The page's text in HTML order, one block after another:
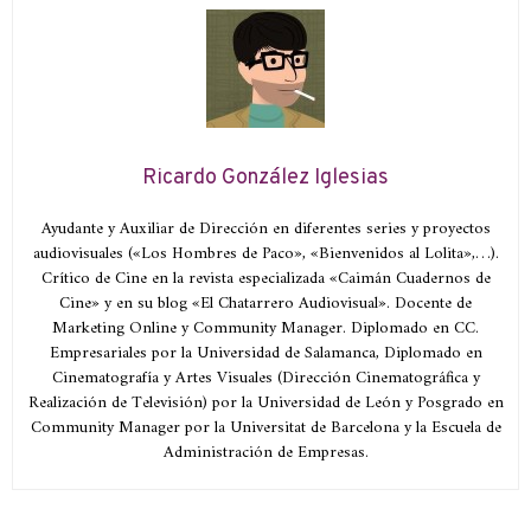
Ricardo González Iglesias
Ayudante y Auxiliar de Dirección en diferentes series y proyectos
audiovisuales («Los Hombres de Paco», «Bienvenidos al Lolita»,…).
Crítico de Cine en la revista especializada «Caimán Cuadernos de
Cine» y en su blog «El Chatarrero Audiovisual». Docente de
Marketing Online y Community Manager. Diplomado en CC.
Empresariales por la Universidad de Salamanca, Diplomado en
Cinematografía y Artes Visuales (Dirección Cinematográfica y
Realización de Televisión) por la Universidad de León y Posgrado en
Community Manager por la Universitat de Barcelona y la Escuela de
Administración de Empresas.